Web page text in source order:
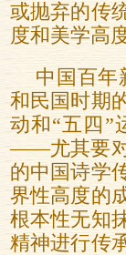
或抛弃的传
度和美学高
中国百年
和民国时期
动和“五四
——尤其要对
的中国诗学
界性高度的
根本性无知
精神进行传